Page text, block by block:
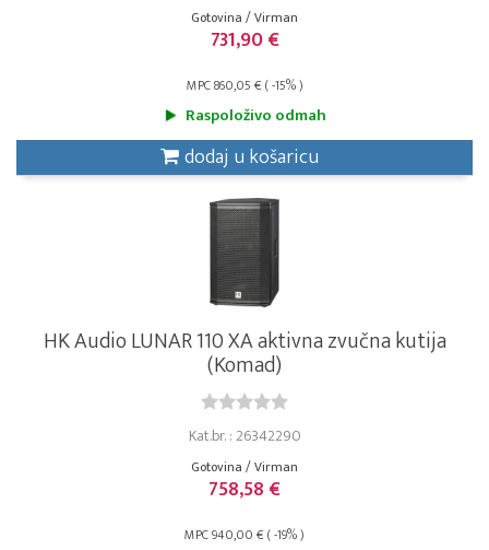
Gotovina / Virman
731,90 €
MPC 860,05 € ( -15% )
Raspoloživo odmah
dodaj u košaricu
HK Audio LUNAR 110 XA aktivna zvučna kutija
(Komad)
Kat.br. : 26342290
Gotovina / Virman
758,58 €
MPC 940,00 € ( -19% )